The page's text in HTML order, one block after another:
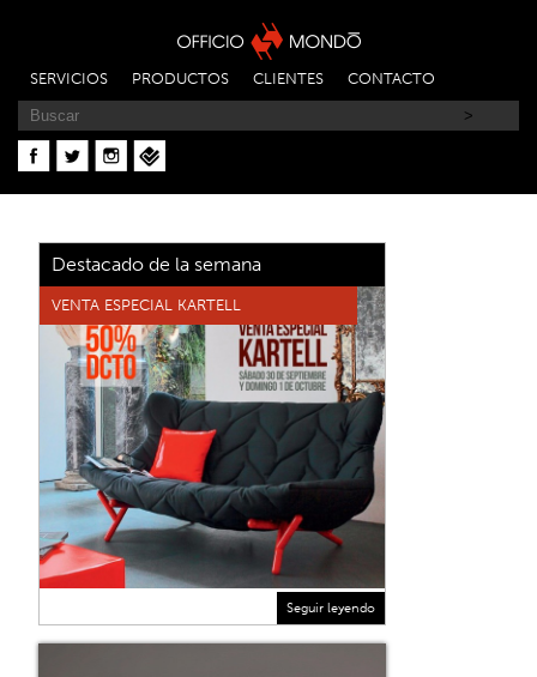
SERVICIOS PRODUCTOS CLIENTES CONTACTO
Destacado de la semana
VENTA ESPECIAL KARTELL
Seguir leyendo